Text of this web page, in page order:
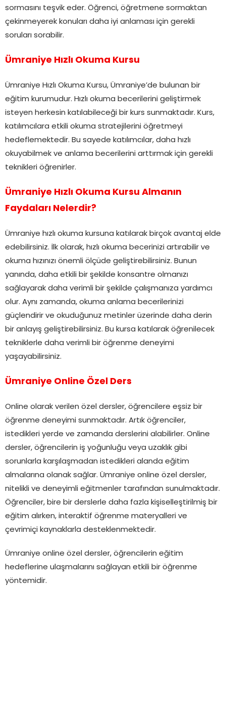
sormasını teşvik eder. Öğrenci, öğretmene sormaktan
çekinmeyerek konuları daha iyi anlaması için gerekli
soruları sorabilir.
Ümraniye Hızlı Okuma Kursu
Ümraniye Hızlı Okuma Kursu, Ümraniye’de bulunan bir
eğitim kurumudur. Hızlı okuma becerilerini geliştirmek
isteyen herkesin katılabileceği bir kurs sunmaktadır. Kurs,
katılımcılara etkili okuma stratejilerini öğretmeyi
hedeflemektedir. Bu sayede katılımcılar, daha hızlı
okuyabilmek ve anlama becerilerini arttırmak için gerekli
teknikleri öğrenirler.
Ümraniye Hızlı Okuma Kursu Almanın
Faydaları Nelerdir?
Ümraniye hızlı okuma kursuna katılarak birçok avantaj elde
edebilirsiniz. İlk olarak, hızlı okuma becerinizi artırabilir ve
okuma hızınızı önemli ölçüde geliştirebilirsiniz. Bunun
yanında, daha etkili bir şekilde konsantre olmanızı
sağlayarak daha verimli bir şekilde çalışmanıza yardımcı
olur. Aynı zamanda, okuma anlama becerilerinizi
güçlendirir ve okuduğunuz metinler üzerinde daha derin
bir anlayış geliştirebilirsiniz. Bu kursa katılarak öğrenilecek
tekniklerle daha verimli bir öğrenme deneyimi
yaşayabilirsiniz.
Ümraniye Online Özel Ders
Online olarak verilen özel dersler, öğrencilere eşsiz bir
öğrenme deneyimi sunmaktadır. Artık öğrenciler,
istedikleri yerde ve zamanda derslerini alabilirler. Online
dersler, öğrencilerin iş yoğunluğu veya uzaklık gibi
sorunlarla karşılaşmadan istedikleri alanda eğitim
almalarına olanak sağlar. Ümraniye online özel dersler,
nitelikli ve deneyimli eğitmenler tarafından sunulmaktadır.
Öğrenciler, bire bir derslerle daha fazla kişiselleştirilmiş bir
eğitim alırken, interaktif öğrenme materyalleri ve
çevrimiçi kaynaklarla desteklenmektedir.
Ümraniye online özel dersler, öğrencilerin eğitim
hedeflerine ulaşmalarını sağlayan etkili bir öğrenme
yöntemidir.